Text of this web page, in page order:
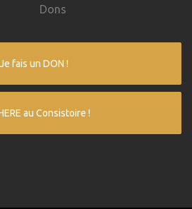
Dons
Je fais un DON !
au Consistoire !